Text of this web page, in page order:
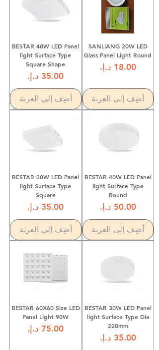
SANLIANG 20W LED
Glass Panel Light Round
السعر‏18.00 د.إ.‏
أضِف إلى العربة
BESTAR 40W LED Panel
light Surface Type
Square Shape
السعر
أضِف إلى العربة
BESTAR 40W LED Panel
light Surface Type
Round
السعر‏50.00 د.إ.‏
أضِف إلى العربة
BESTAR 30W LED Panel
light Surface Type
Square
السعر
أضِف إلى العربة
BESTAR 30W LED Panel
light Surface Type Dia
220mm
السعر‏35.00 د.إ.‏
BESTAR 60X60 Size LED
Panel Light 90W
السعر